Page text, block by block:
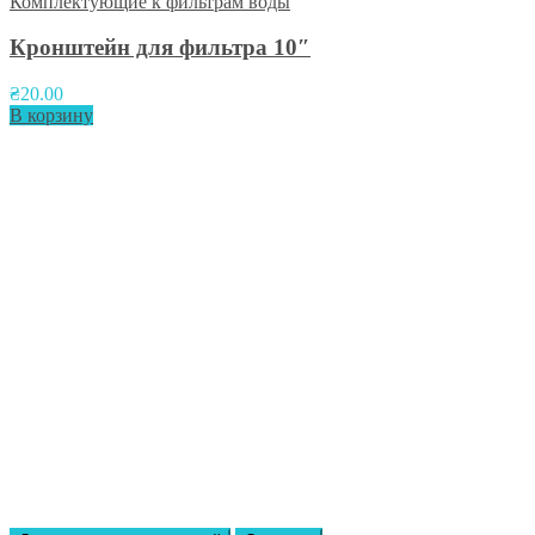
Кронштейн для фильтра 10″
₴20.00
В корзину